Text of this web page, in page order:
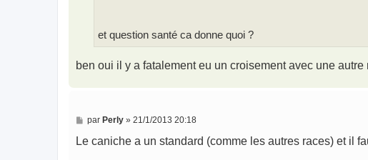
et question santé ca donne quoi ?
ben oui il y a fatalement eu un croisement avec une autre
M
s
par Perly» 21/1/2013 20:18
Le caniche a un standard (comme les autres races) et il